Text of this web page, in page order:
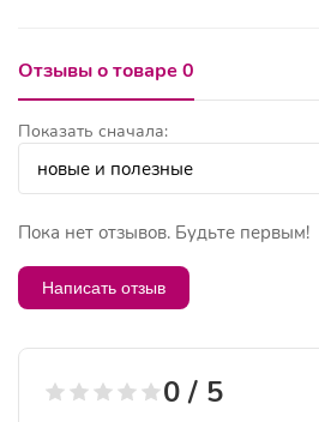
Отзывы о товаре 0
Показать сначала:
Пока нет отзывов. Будьте первым!
Написать отзыв
0 / 5